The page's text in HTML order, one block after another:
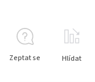
Zeptat se Hlídat